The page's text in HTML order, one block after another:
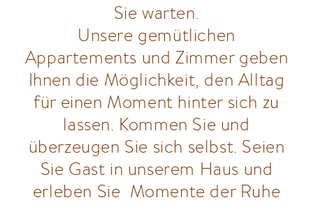
Sie warten.
Unsere gemütlichen
Appartements und Zimmer geben
Ihnen die Möglichkeit, den Alltag
für einen Moment hinter sich zu
lassen. Kommen Sie und
überzeugen Sie sich selbst. Seien
Sie Gast in unserem Haus und
erleben Sie Momente der Ruhe